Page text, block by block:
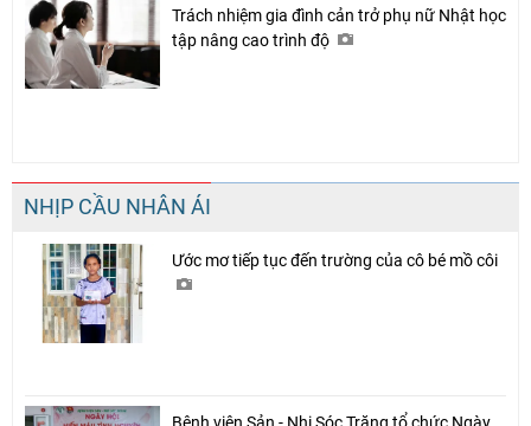
Trách nhiệm gia đình cản trở phụ nữ Nhật học
tập nâng cao trình độ
NHỊP CẦU NHÂN ÁI
Ước mơ tiếp tục đến trường của cô bé mồ côi